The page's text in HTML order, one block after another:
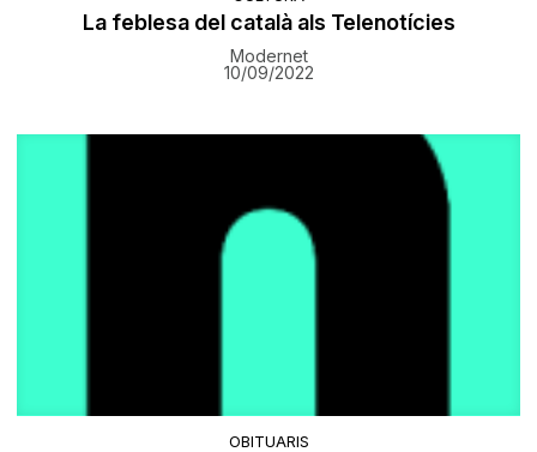
La feblesa del català als Telenotícies
Modernet
10/09/2022
OBITUARIS